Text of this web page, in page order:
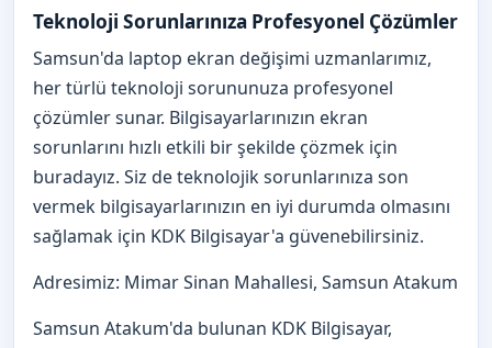
Teknoloji Sorunlarınıza Profesyonel Çözümler
Samsun'da laptop ekran değişimi uzmanlarımız,
her türlü teknoloji sorununuza profesyonel
çözümler sunar. Bilgisayarlarınızın ekran
sorunlarını hızlı etkili bir şekilde çözmek için
buradayız. Siz de teknolojik sorunlarınıza son
vermek bilgisayarlarınızın en iyi durumda olmasını
sağlamak için KDK Bilgisayar'a güvenebilirsiniz.
Adresimiz: Mimar Sinan Mahallesi, Samsun Atakum
Samsun Atakum'da bulunan KDK Bilgisayar,